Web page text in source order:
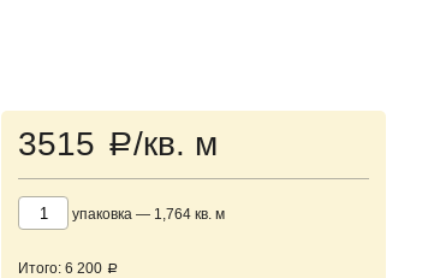
3515 a/кв. м
упаковка — 1,764 кв. м
Итого: 6 200 a